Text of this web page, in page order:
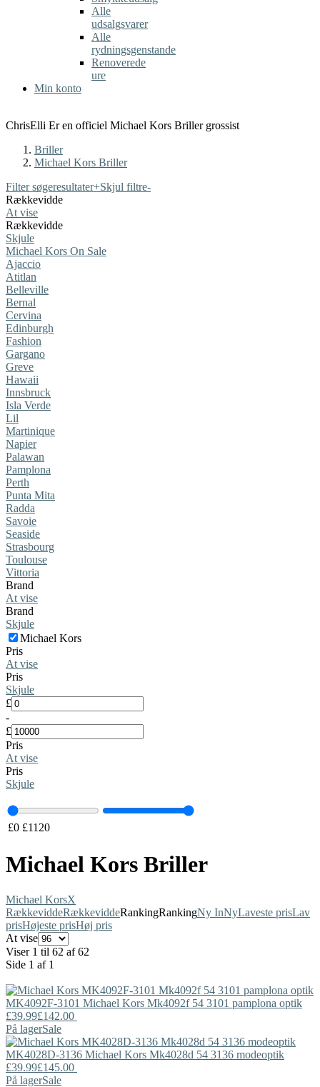
Alle
udsalgsvarer
Alle
rydningsgenstande
Renoverede
ure
Min konto
ChrisElli Er en officiel Michael Kors Briller grossist
Briller
Michael Kors Briller
Filter søgeresultater+Skjul filtre-
Rækkevidde
At vise
Rækkevidde
Skjule
Michael Kors On Sale
Ajaccio
Atitlan
Belleville
Bernal
Cervina
Edinburgh
Fashion
Gargano
Greve
Hawaii
Innsbruck
Isla Verde
Lil
Martinique
Napier
Palawan
Pamplona
Perth
Punta Mita
Radda
Savoie
Seaside
Strasbourg
Toulouse
Vittoria
Brand
At vise
Brand
Skjule
Michael Kors
Pris
At vise
Pris
Skjule
£
-
£
Pris
At vise
Pris
Skjule
£0 £1120
Michael Kors Briller
Michael KorsX
RækkeviddeRækkeviddeRankingRankingNy InNyLaveste prisLav
prisHøjeste prisHøj pris
At vise
Viser 1 til 62 af 62
Side 1 af 1
MK4092F-3101 Michael Kors Mk4092f 54 3101 pamplona optik
£39.99£142.00
På lagerSale
MK4028D-3136 Michael Kors Mk4028d 54 3136 modeoptik
£39.99£145.00
På lagerSale